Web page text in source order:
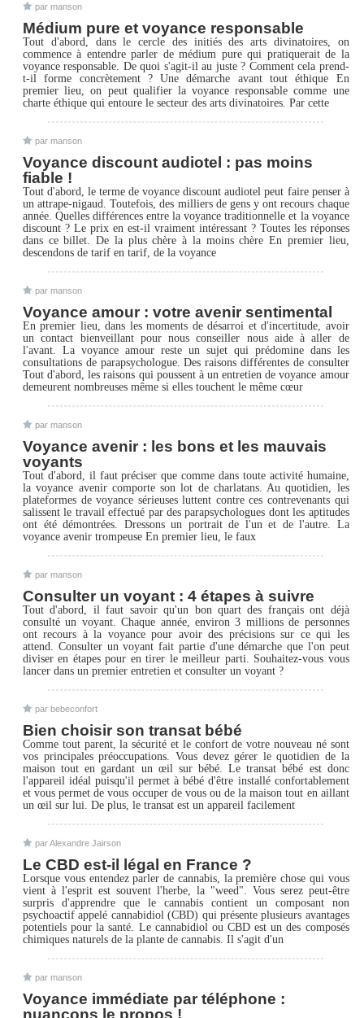
par manson
Médium pure et voyance responsable
Tout d'abord, dans le cercle des initiés des arts divinatoires, on
commence à entendre parler de médium pure qui pratiquerait de la
voyance responsable. De quoi s'agit-il au juste ? Comment cela prend-
t-il forme concrètement ? Une démarche avant tout éthique En
premier lieu, on peut qualifier la voyance responsable comme une
charte éthique qui entoure le secteur des arts divinatoires. Par cette
par manson
Voyance discount audiotel : pas moins
fiable !
Tout d'abord, le terme de voyance discount audiotel peut faire penser à
un attrape-nigaud. Toutefois, des milliers de gens y ont recours chaque
année. Quelles différences entre la voyance traditionnelle et la voyance
discount ? Le prix en est-il vraiment intéressant ? Toutes les réponses
dans ce billet. De la plus chère à la moins chère En premier lieu,
descendons de tarif en tarif, de la voyance
par manson
Voyance amour : votre avenir sentimental
En premier lieu, dans les moments de désarroi et d'incertitude, avoir
un contact bienveillant pour nous conseiller nous aide à aller de
l'avant. La voyance amour reste un sujet qui prédomine dans les
consultations de parapsychologue. Des raisons différentes de consulter
Tout d'abord, les raisons qui poussent à un entretien de voyance amour
demeurent nombreuses même si elles touchent le même cœur
par manson
Voyance avenir : les bons et les mauvais
voyants
Tout d'abord, il faut préciser que comme dans toute activité humaine,
la voyance avenir comporte son lot de charlatans. Au quotidien, les
plateformes de voyance sérieuses luttent contre ces contrevenants qui
salissent le travail effectué par des parapsychologues dont les aptitudes
ont été démontrées. Dressons un portrait de l'un et de l'autre. La
voyance avenir trompeuse En premier lieu, le faux
par manson
Consulter un voyant : 4 étapes à suivre
Tout d'abord, il faut savoir qu'un bon quart des français ont déjà
consulté un voyant. Chaque année, environ 3 millions de personnes
ont recours à la voyance pour avoir des précisions sur ce qui les
attend. Consulter un voyant fait partie d'une démarche que l'on peut
diviser en étapes pour en tirer le meilleur parti. Souhaitez-vous vous
lancer dans un premier entretien et consulter un voyant ?
par bebeconfort
Bien choisir son transat bébé
Comme tout parent, la sécurité et le confort de votre nouveau né sont
vos principales préoccupations. Vous devez gérer le quotidien de la
maison tout en gardant un œil sur bébé. Le transat bébé est donc
l'appareil idéal puisqu'il permet à bébé d'être installé confortablement
et vous permet de vous occuper de vous ou de la maison tout en aillant
un œil sur lui. De plus, le transat est un appareil facilement
par Alexandre Jairson
Le CBD est-il légal en France ?
Lorsque vous entendez parler de cannabis, la première chose qui vous
vient à l'esprit est souvent l'herbe, la "weed". Vous serez peut-être
surpris d'apprendre que le cannabis contient un composant non
psychoactif appelé cannabidiol (CBD) qui présente plusieurs avantages
potentiels pour la santé. Le cannabidiol ou CBD est un des composés
chimiques naturels de la plante de cannabis. Il s'agit d'un
par manson
Voyance immédiate par téléphone :
nuançons le propos !